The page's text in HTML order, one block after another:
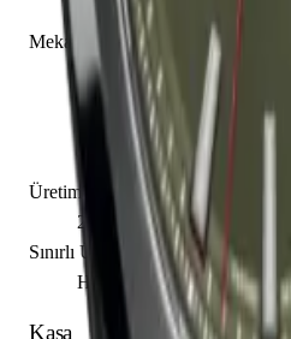
Caliber 715
Mekanizma Açıklaması
Saat
Dakika
Üretim Yılı
2015
Sınırlı Üretim
Hayır
Kasa